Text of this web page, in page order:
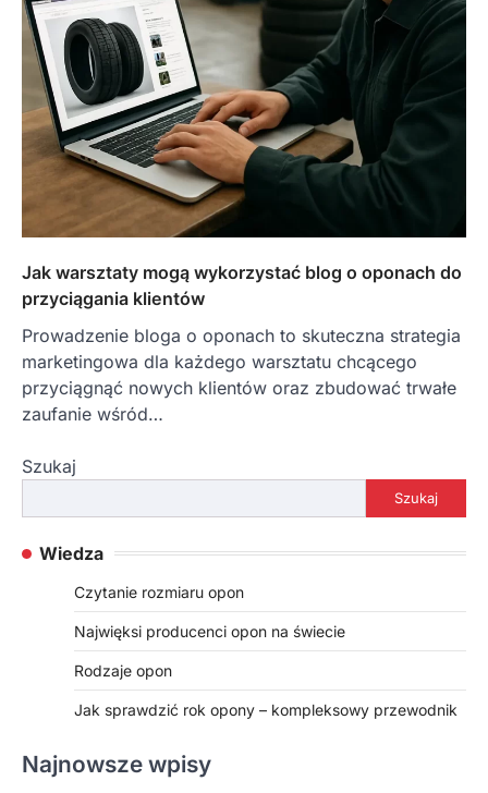
Jak warsztaty mogą wykorzystać blog o oponach do
przyciągania klientów
Prowadzenie bloga o oponach to skuteczna strategia
marketingowa dla każdego warsztatu chcącego
przyciągnąć nowych klientów oraz zbudować trwałe
zaufanie wśród…
Szukaj
Szukaj
Wiedza
Czytanie rozmiaru opon
Najwięksi producenci opon na świecie
Rodzaje opon
Jak sprawdzić rok opony – kompleksowy przewodnik
Najnowsze wpisy